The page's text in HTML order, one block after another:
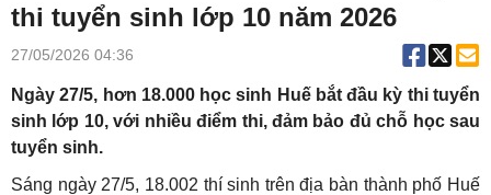
thi tuyển sinh lớp 10 năm 2026
27/05/2026 04:36
Ngày 27/5, hơn 18.000 học sinh Huế bắt đầu kỳ thi tuyển
sinh lớp 10, với nhiều điểm thi, đảm bảo đủ chỗ học sau
tuyển sinh.
Sáng ngày 27/5, 18.002 thí sinh trên địa bàn thành phố Huế